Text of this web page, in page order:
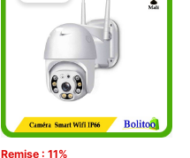
Remise : 11%
36.900 CFA.
est :